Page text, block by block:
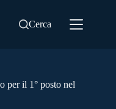
Cerca
per il 1° posto nel